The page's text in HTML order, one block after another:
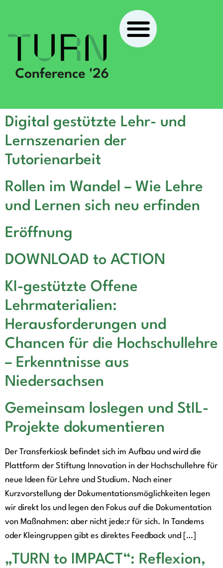
Digital gestützte Lehr- und
Lernszenarien der
Tutorienarbeit
Rollen im Wandel – Wie Lehre
und Lernen sich neu erfinden
Eröffnung
DOWNLOAD to ACTION
KI-gestützte Offene
Lehrmaterialien:
Herausforderungen und
Chancen für die Hochschullehre
– Erkenntnisse aus
Niedersachsen
Gemeinsam loslegen und StIL-
Projekte dokumentieren
Der Transferkiosk befindet sich im Aufbau und wird die
Plattform der Stiftung Innovation in der Hochschullehre für
neue Ideen für Lehre und Studium. Nach einer
Kurzvorstellung der Dokumentationsmöglichkeiten legen
wir direkt los und legen den Fokus auf die Dokumentation
von Maßnahmen: aber nicht jede:r für sich. In Tandems
oder Kleingruppen gibt es direktes Feedback und […]
„TURN to IMPACT“: Reflexion,